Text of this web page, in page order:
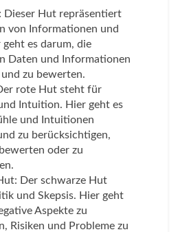
Dieser Hut repräsentiert
von Informationen und
geht es darum, die
Daten und Informationen
zu bewerten.
rote Hut steht für
Intuition. Hier geht es
und Intuitionen
zu berücksichtigen,
oder zu
Der schwarze Hut
und Skepsis. Hier geht
Aspekte zu
Risiken und Probleme zu